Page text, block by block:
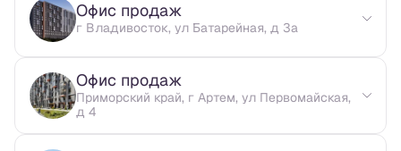
Офис продаж
г Владивосток, ул Батарейная, д 3а
Офис продаж
Приморский край, г Артем, ул Первомайская,
д 4